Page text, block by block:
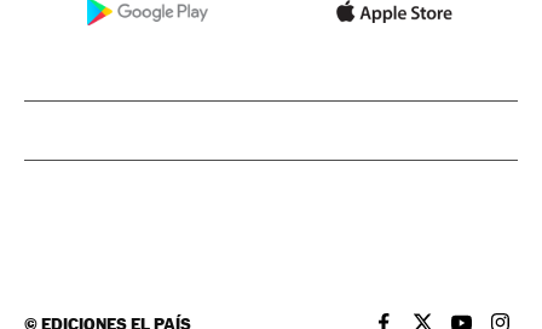
©EDICIONES EL PAÍS